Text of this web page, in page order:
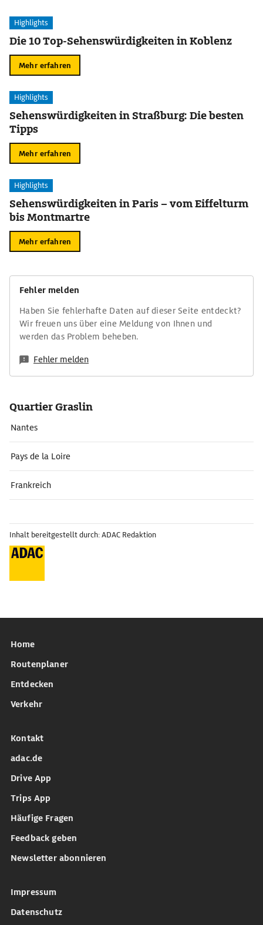
Highlights
Die 10 Top-Sehenswürdigkeiten in Koblenz
Mehr erfahren
Highlights
Sehenswürdigkeiten in Straßburg: Die besten
Tipps
Mehr erfahren
Highlights
Sehenswürdigkeiten in Paris – vom Eiffelturm
bis Montmartre
Mehr erfahren
Fehler melden
Haben Sie fehlerhafte Daten auf dieser Seite entdeckt?
Wir freuen uns über eine Meldung von Ihnen und
werden das Problem beheben.
Fehler melden
Quartier Graslin
Nantes
Pays de la Loire
Frankreich
Inhalt bereitgestellt durch: ADAC Redaktion
Home
Routenplaner
Entdecken
Verkehr
Kontakt
adac.de
Drive App
Trips App
Häufige Fragen
Feedback geben
Newsletter abonnieren
Impressum
Datenschutz